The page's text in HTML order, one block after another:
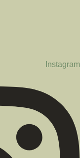
Instagram